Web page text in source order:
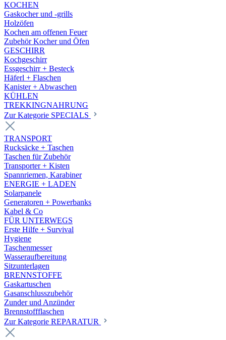
KOCHEN
Gaskocher und -grills
Holzöfen
Kochen am offenen Feuer
Zubehör Kocher und Öfen
GESCHIRR
Kochgeschirr
Essgeschirr + Besteck
Häferl + Flaschen
Kanister + Abwaschen
KÜHLEN
TREKKINGNAHRUNG
Zur Kategorie SPECIALS
TRANSPORT
Rucksäcke + Taschen
Taschen für Zubehör
Transporter + Kisten
Spannriemen, Karabiner
ENERGIE + LADEN
Solarpanele
Generatoren + Powerbanks
Kabel & Co
FÜR UNTERWEGS
Erste Hilfe + Survival
Hygiene
Taschenmesser
Wasseraufbereitung
Sitzunterlagen
BRENNSTOFFE
Gaskartuschen
Gasanschlusszubehör
Zunder und Anzünder
Brennstoffflaschen
Zur Kategorie REPARATUR